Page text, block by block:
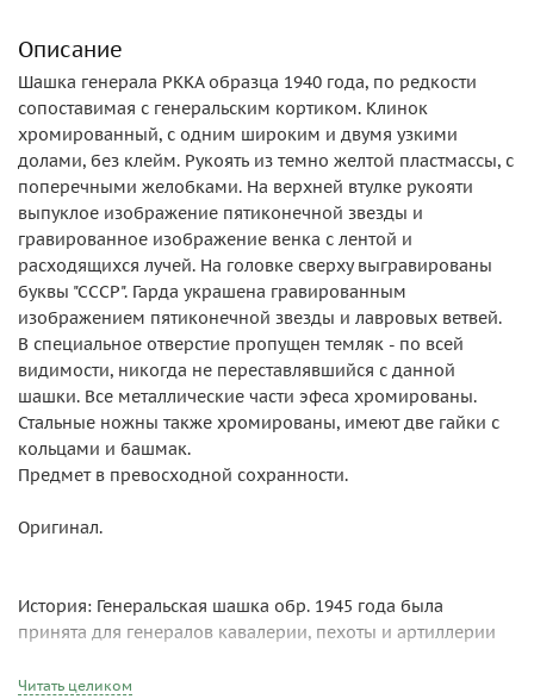
Описание
Шашка генерала РККА образца 1940 года, по редкости
сопоставимая с генеральским кортиком. Клинок
хромированный, с одним широким и двумя узкими
долами, без клейм. Рукоять из темно желтой пластмассы, с
поперечными желобками. На верхней втулке рукояти
выпуклое изображение пятиконечной звезды и
гравированное изображение венка с лентой и
расходящихся лучей. На головке сверху выгравированы
буквы "СССР". Гарда украшена гравированным
изображением пятиконечной звезды и лавровых ветвей.
В специальное отверстие пропущен темляк - по всей
видимости, никогда не переставлявшийся с данной
шашки. Все металлические части эфеса хромированы.
Стальные ножны также хромированы, имеют две гайки с
кольцами и башмак.
Предмет в превосходной сохранности.
Оригинал.
История: Генеральская шашка обр. 1945 года была
принята для генералов кавалерии, пехоты и артиллерии
оставалась принадлежностью строевой парадной формы
Читать целиком